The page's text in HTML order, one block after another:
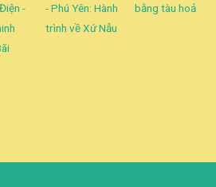
-
- Phú Yên: Hành
trình về Xứ Nẫu
bằng tàu hoả